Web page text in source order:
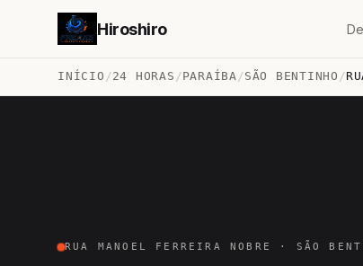
Hiroshiro
INÍCIO /24 HORAS /PARAÍBA /SÃO BENTINHO /
RUA MANOEL FERREIRA NOBRE · SÃO